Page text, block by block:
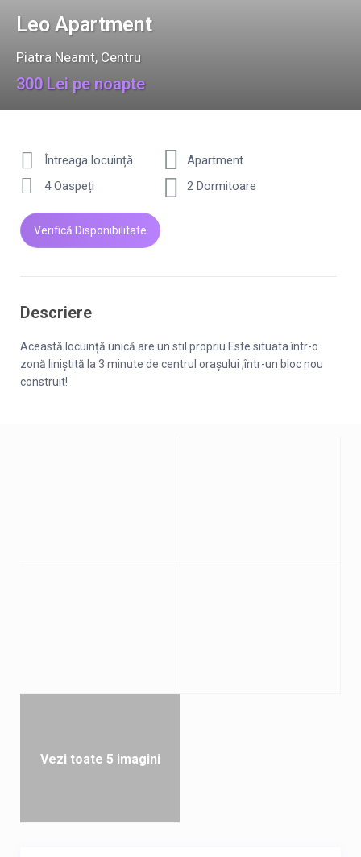
Leo Apartment
Piatra Neamt, Centru
300 Lei pe noapte
Întreaga locuință
Apartment
4 Oaspeți
2 Dormitoare
Verifică Disponibilitate
Descriere
Această locuință unică are un stil propriu.Este situata într-o
zonă liniștită la 3 minute de centrul orașului ,într-un bloc nou
construit!
Vezi toate 5 imagini